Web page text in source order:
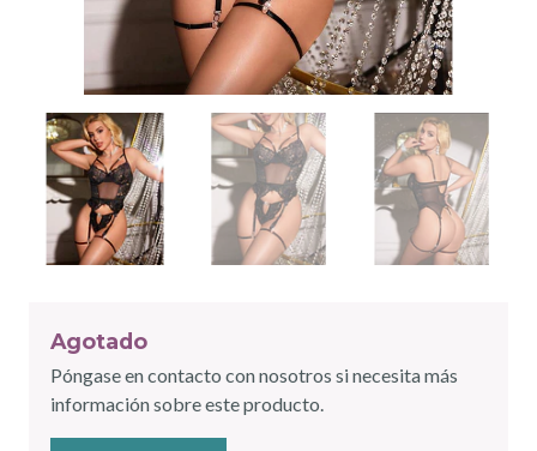
Agotado
Póngase en contacto con nosotros si necesita más
información sobre este producto.